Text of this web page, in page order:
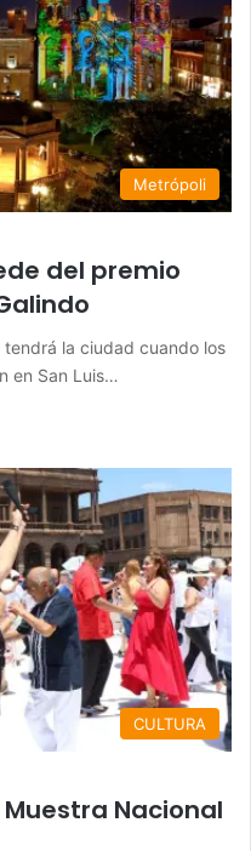
Metrópoli
del premio
tendrá la ciudad cuando los
en San Luis…
CULTURA
Nacional